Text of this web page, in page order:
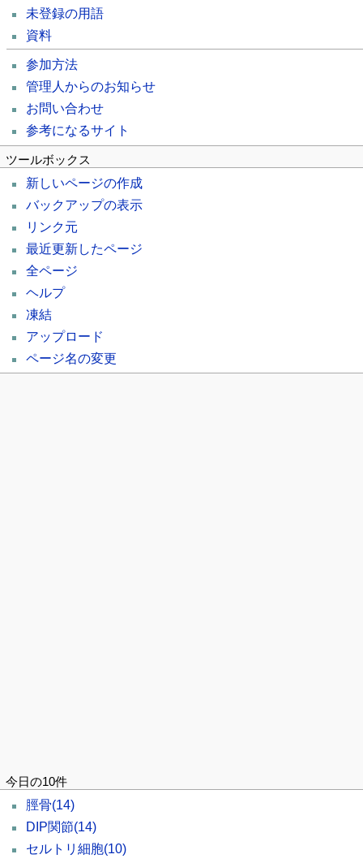
未登録の用語
資料
参加方法
管理人からのお知らせ
お問い合わせ
参考になるサイト
ツールボックス
新しいページの作成
バックアップの表示
リンク元
最近更新したページ
全ページ
ヘルプ
凍結
アップロード
ページ名の変更
今日の10件
脛骨(14)
DIP関節(14)
セルトリ細胞(10)